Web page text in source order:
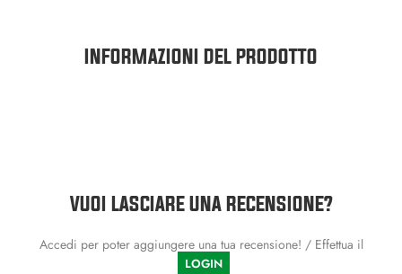
INFORMAZIONI DEL PRODOTTO
VUOI LASCIARE UNA RECENSIONE?
Accedi per poter aggiungere una tua recensione! / Effettua il
LOGIN